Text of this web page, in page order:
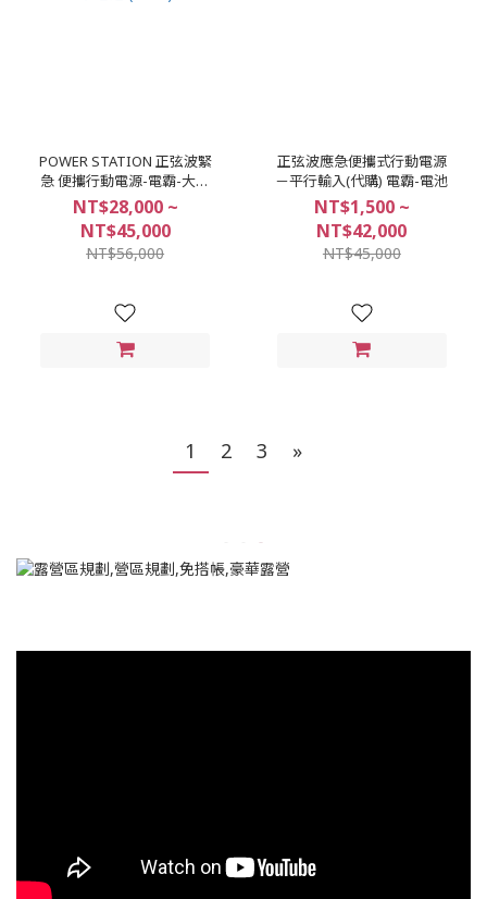
POWER STATION 正弦波緊
急 便攜行動電源-電霸-大功
率電池 (NEW)
NT$28,000 ~
NT$45,000
NT$56,000
正弦波應急便攜式行動電源
－平行輸入(代購) 電霸-電池
NT$1,500 ~
NT$42,000
NT$45,000
1 2 3 »